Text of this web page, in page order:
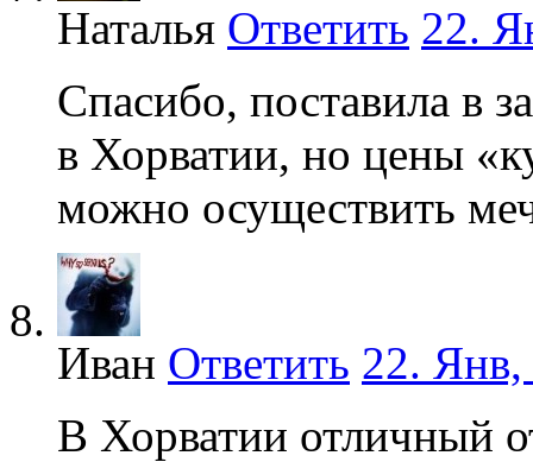
Наталья Ответить 22.
Спасибо, поставила в
в Хорватии, но цены
можно осуществить
Иван Ответить 22. Янв,
В Хорватии отличный